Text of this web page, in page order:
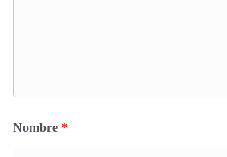
Nombre *